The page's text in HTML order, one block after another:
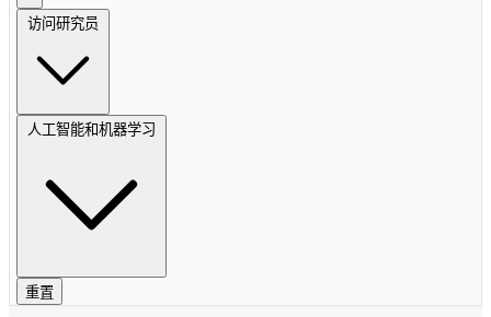
访问研究员
人工智能和机器学习
重置